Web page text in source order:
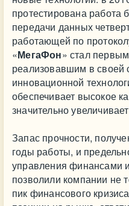
протестирована работа
передачи данных
работающей по
«МегаФон» стал
реализовавшим в своей
инновационной
обеспечивает высокое
значительно
Запас прочности,
годы работы, и
управления финансами
позволили компании не
пик финансового